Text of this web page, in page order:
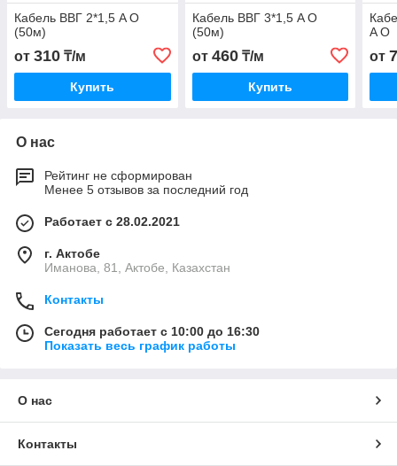
Кабель ВВГ 2*1,5 A O
(50м)
от 310 ₸/м
Купить
Кабель ВВГ 3*1,5 A O
(50м)
от 460₸/м
Купить
A O
от
О нас
Рейтинг не сформирован
Менее 5 отзывов за последний год
Работает с 28.02.2021
г. Актобе
Иманова, 81, Актобе, Казахстан
Контакты
Сегодня работает с 10:00 до 16:30
Показать весь график работы
О нас
Контакты